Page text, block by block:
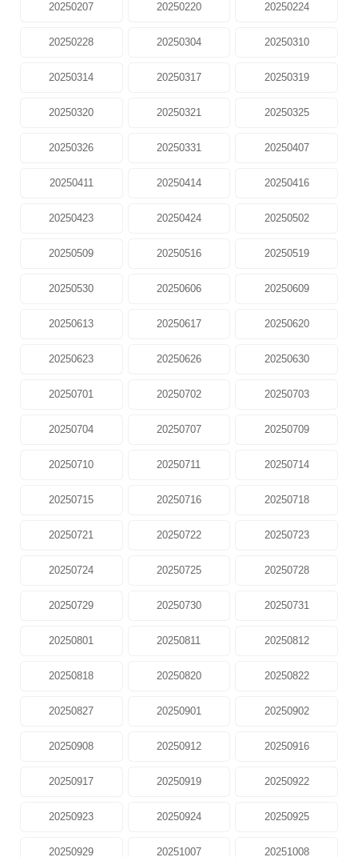
20250207 20250220 20250224
20250228 20250304 20250310
20250314 20250317 20250319
20250320 20250321 20250325
20250326 20250331 20250407
20250411 20250414 20250416
20250423 20250424 20250502
20250509 20250516 20250519
20250530 20250606 20250609
20250613 20250617 20250620
20250623 20250626 20250630
20250701 20250702 20250703
20250704 20250707 20250709
20250710 20250711 20250714
20250715 20250716 20250718
20250721 20250722 20250723
20250724 20250725 20250728
20250729 20250730 20250731
20250801 20250811 20250812
20250818 20250820 20250822
20250827 20250901 20250902
20250908 20250912 20250916
20250917 20250919 20250922
20250923 20250924 20250925
20250929 20251007 20251008